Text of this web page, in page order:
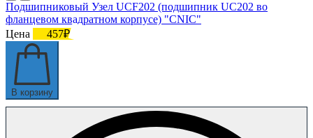
Подшипниковый Узел UCF202 (подшипник UC202 во
фланцевом квадратном корпусе) "CNIC"
Цена
457₽
В корзину